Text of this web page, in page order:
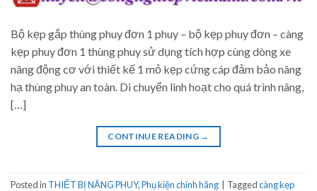
Bộ kẹp gắp thùng phuy đơn 1 phuy – bộ kẹp phuy đơn – càng
kẹp phuy đơn 1 thùng phuy sử dụng tích hợp cùng dòng xe
nâng động cơ với thiết kế 1 mỏ kẹp cứng cáp đảm bảo nâng
hạ thùng phuy an toàn. Di chuyển linh hoạt cho quá trình nâng,
[…]
CONTINUE READING →
Posted in THIẾT BỊ NÂNG PHUY,Phụ kiện chính hãng Taggedcàng kẹp